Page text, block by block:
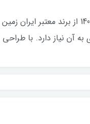
آن نیاز دارد. با